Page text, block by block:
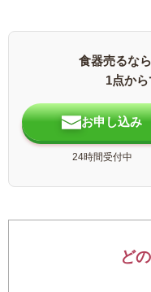
食器売るな
1点か
お申し込み
24時間受付中
ど